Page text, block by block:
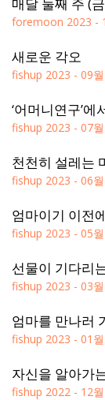
foremoon 2023 -
새로운 각오
fishup 2023 - 09
‘어머니연구’에
fishup 2023 - 07
천천히 설레는
fishup 2023 - 06
엄마이기 이전
fishup 2023 - 05
선물이 기다리
fishup 2023 - 03
엄마를 만나러
fishup 2023 - 01
자신을 알아가
fishup 2022 - 12